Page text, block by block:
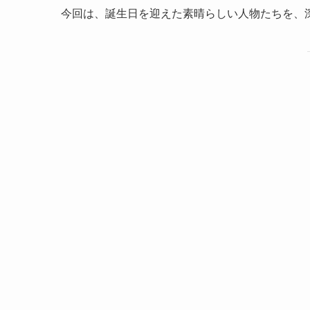
今回は、誕生日を迎えた素晴らしい人物たちを、